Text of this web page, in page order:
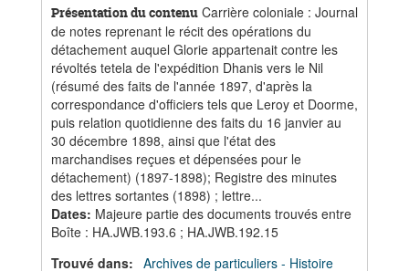
Présentation du contenu Carrière coloniale : Journal
de notes reprenant le récit des opérations du
détachement auquel Glorie appartenait contre les
révoltés tetela de l'expédition Dhanis vers le Nil
(résumé des faits de l'année 1897, d'après la
correspondance d'officiers tels que Leroy et Doorme,
puis relation quotidienne des faits du 16 janvier au
30 décembre 1898, ainsi que l'état des
marchandises reçues et dépensées pour le
détachement) (1897-1898); Registre des minutes
des lettres sortantes (1898) ; lettre...
Dates: Majeure partie des documents trouvés entre
Boîte : HA.JWB.193.6 ; HA.JWB.192.15
Trouvé dans: Archives de particuliers - Histoire